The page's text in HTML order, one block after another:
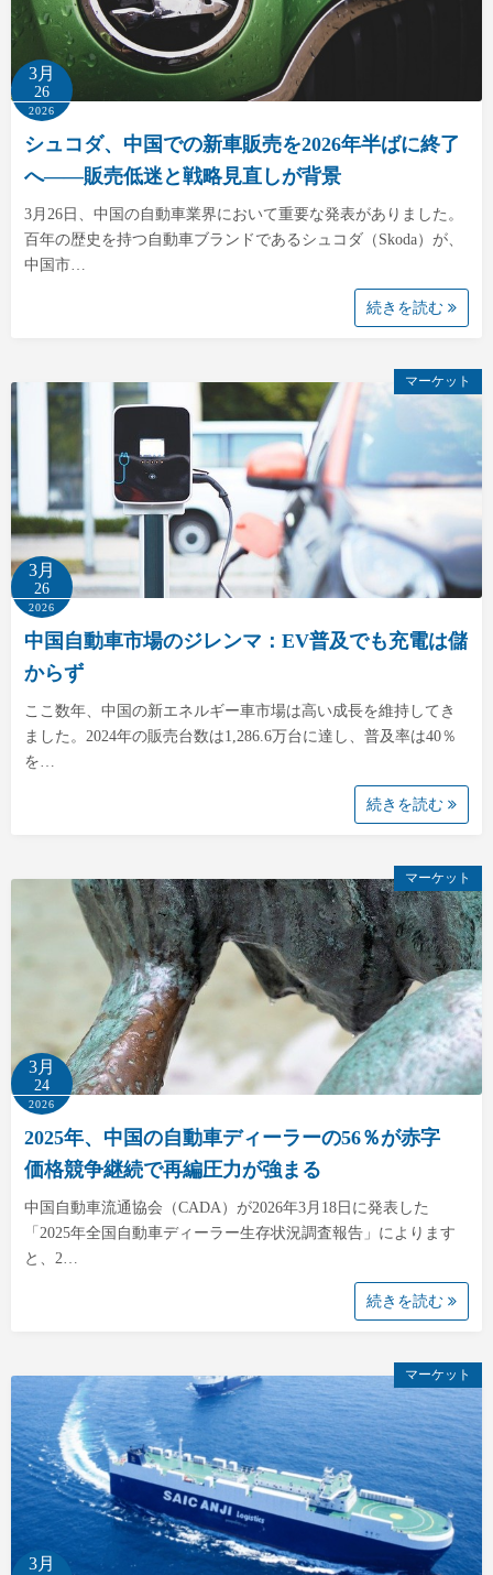
3月
26
2026
シュコダ、中国での新車販売を2026年半ばに終了
へ――販売低迷と戦略見直しが背景
3月26日、中国の自動車業界において重要な発表がありました。
百年の歴史を持つ自動車ブランドであるシュコダ（Skoda）が、
中国市…
続きを読む
マーケット
3月
26
2026
中国自動車市場のジレンマ：EV普及でも充電は儲
からず
ここ数年、中国の新エネルギー車市場は高い成長を維持してき
ました。2024年の販売台数は1,286.6万台に達し、普及率は40％
を…
続きを読む
マーケット
3月
24
2026
2025年、中国の自動車ディーラーの56％が赤字
価格競争継続で再編圧力が強まる
中国自動車流通協会（CADA）が2026年3月18日に発表した
「2025年全国自動車ディーラー生存状況調査報告」によります
と、2…
続きを読む
マーケット
3月